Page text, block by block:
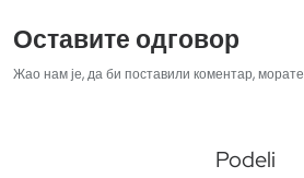
Оставите одговор
Жао нам је, да би поставили коментар, морате
Podeli